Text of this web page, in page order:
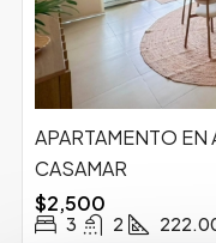
APARTAMENTO EN
CASAMAR
$2,500
3 2